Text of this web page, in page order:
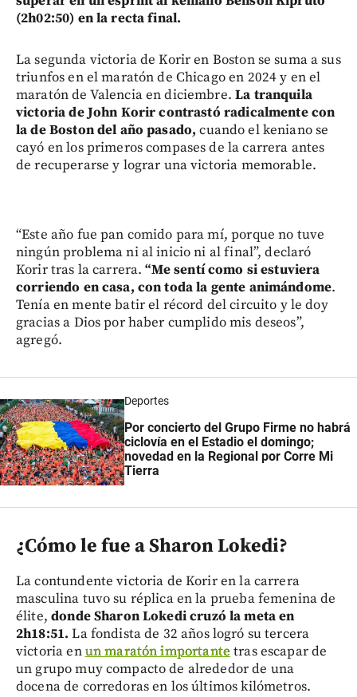
(2h02:50) en la recta final.
La segunda victoria de Korir en Boston se suma a sus
triunfos en el maratón de Chicago en 2024 y en el
maratón de Valencia en diciembre.La tranquila
victoria de John Korir contrastó radicalmente con
la de Boston del año pasado, cuando el keniano se
cayó en los primeros compases de la carrera antes
de recuperarse y lograr una victoria memorable.
“Este año fue pan comido para mí, porque no tuve
ningún problema ni al inicio ni al final”, declaró
Korir tras la carrera.“Me sentí como si estuviera
corriendo en casa, con toda la gente animándome.
Tenía en mente batir el récord del circuito y le doy
gracias a Dios por haber cumplido mis deseos”,
agregó.
Deportes
Por concierto del Grupo Firme no habrá
ciclovía en el Estadio el domingo;
novedad en la Regional por Corre Mi
Tierra
¿Cómo le fue a Sharon Lokedi?
La contundente victoria de Korir en la carrera
masculina tuvo su réplica en la prueba femenina de
élite,donde Sharon Lokedi cruzó la meta en
2h18:51. La fondista de 32 años logró su tercera
victoria enun maratón importante tras escapar de
un grupo muy compacto de alrededor de una
docena de corredoras en los últimos kilómetros.